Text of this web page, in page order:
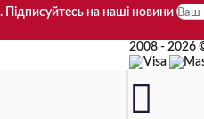
Підписуйтесь на наші новини
2008 - 2026